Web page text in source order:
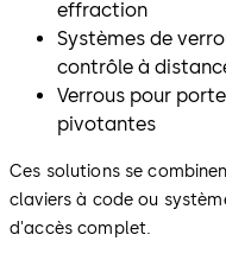
effraction
Systèmes de
contrôle à
Verrous pour
pivotantes
Ces solutions se
claviers à code ou
d'accès complet.